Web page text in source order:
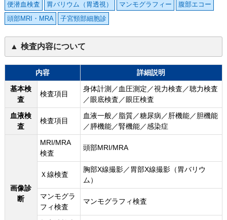
便潜血検査
胃バリウム（胃透視） マンモグラフィー
腹部エコー
頭部MRI・MRA
子宮頸部細胞診
検査内容について
内容
詳細説明
基本検
査
検査項目
身体計測／血圧測定／視力検査／聴力検査
／眼底検査／眼圧検査
血液検
査
検査項目
血液一般／脂質／糖尿病／肝機能／胆機能
／膵機能／腎機能／感染症
画像診
断
MRI/MRA
検査
頭部MRI/MRA
Ｘ線検査
胸部X線撮影／胃部X線撮影（胃バリウ
ム）
マンモグラ
フィ検査
マンモグラフィ検査